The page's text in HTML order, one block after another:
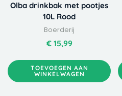
Olba drinkbak met pootjes
10L Rood
Boerderij
€15,99
TOEVOEGEN AAN
WINKELWAGEN